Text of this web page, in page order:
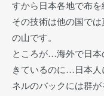
すから日本各地で布を
その技術は他の国で
の山です。
ところが…海外で日本
きているのに…日本
ネルのバックには群